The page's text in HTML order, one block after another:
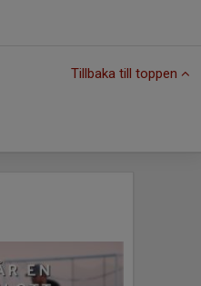
Tillbaka till toppen